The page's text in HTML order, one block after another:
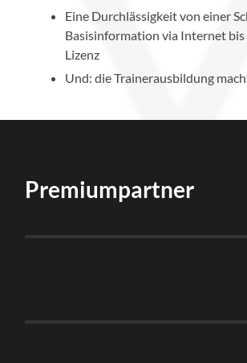
Eine Durchlässigkeit von einer
Basisinformation via Internet bis
Lizenz
Und: die Trainerausbildung
Premiumpartner